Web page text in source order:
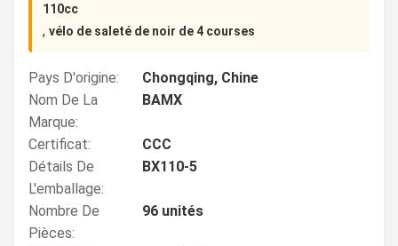
110cc
, vélo de saleté de noir de 4 courses
Pays D'origine:
Chongqing, Chine
Nom De La
Marque:
BAMX
Certificat:
CCC
Détails De
L'emballage:
BX110-5
Nombre De
Pièces:
96 unités